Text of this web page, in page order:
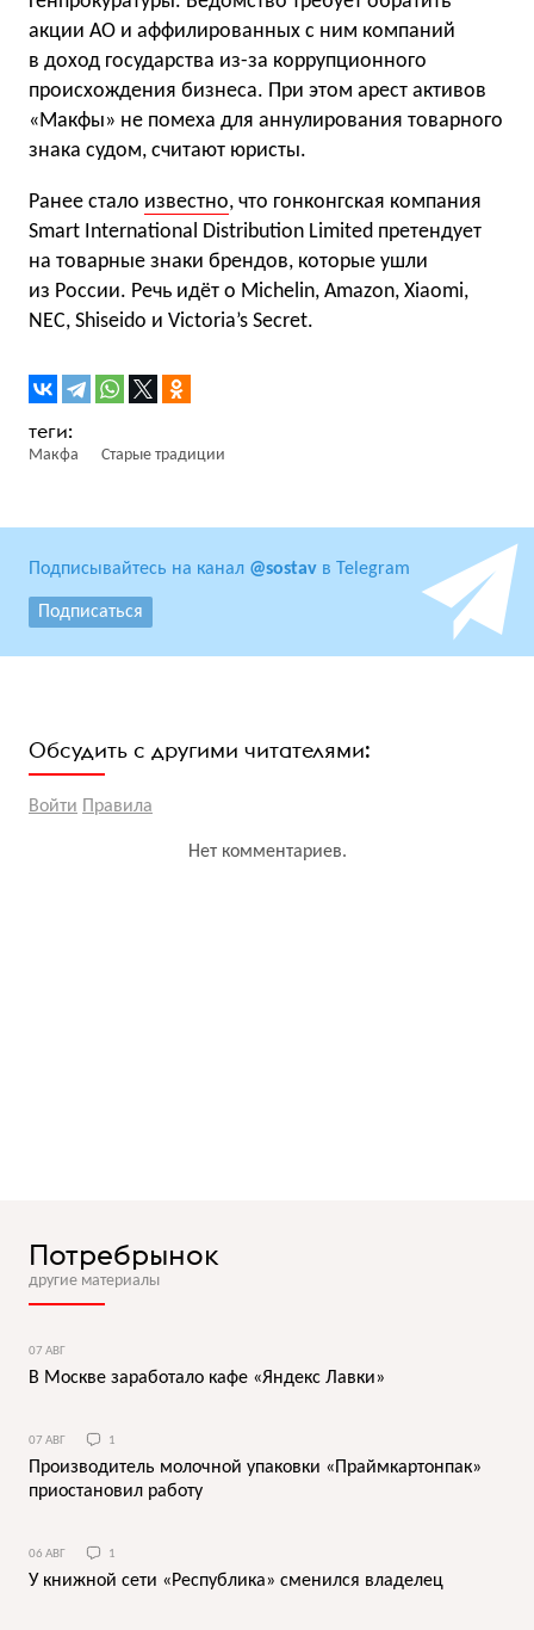
акции АО и аффилированных с ним компаний
в доход государства из-за коррупционного
происхождения бизнеса. При этом арест активов
«Макфы» не помеха для аннулирования товарного
знака судом, считают юристы.
Ранее стало известно, что гонконгская компания
Smart International Distribution Limited претендует
на товарные знаки брендов, которые ушли
из России. Речь идёт о Michelin, Amazon, Xiaomi,
NEC, Shiseido и Victoria’s Secret.
Макфа Старые традиции
Подписывайтесь на канал @sostav в Telegram
Подписаться
Обсудить с другими читателями:
Войти Правила
Нет комментариев.
Потребрынок
другие материалы
07 АВГ
В Москве заработало кафе «Яндекс Лавки»
07 АВГ 1
Производитель молочной упаковки «Праймкартонпак»
приостановил работу
06 АВГ 1
У книжной сети «Республика» сменился владелец